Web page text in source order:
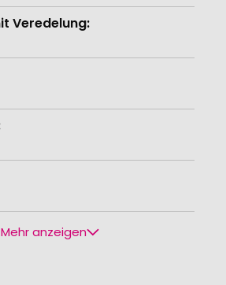
Mehr anzeigen